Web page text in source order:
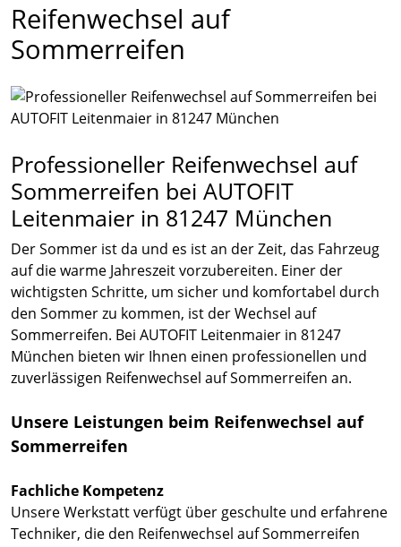
Reifenwechsel auf
Sommerreifen
Professioneller Reifenwechsel auf
Sommerreifen bei AUTOFIT
Leitenmaier in 81247 München
Der Sommer ist da und es ist an der Zeit, das Fahrzeug
auf die warme Jahreszeit vorzubereiten. Einer der
wichtigsten Schritte, um sicher und komfortabel durch
den Sommer zu kommen, ist der Wechsel auf
Sommerreifen. Bei AUTOFIT Leitenmaier in 81247
München bieten wir Ihnen einen professionellen und
zuverlässigen Reifenwechsel auf Sommerreifen an.
Unsere Leistungen beim Reifenwechsel auf
Sommerreifen
Fachliche Kompetenz
Unsere Werkstatt verfügt über geschulte und erfahrene
Techniker, die den Reifenwechsel auf Sommerreifen